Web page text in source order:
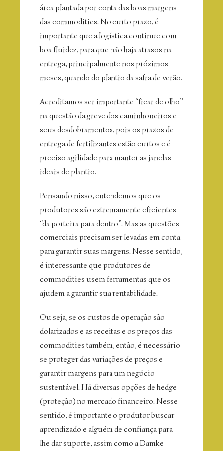
área plantada por conta das boas margens
das commodities. No curto prazo, é
importante que a logística continue com
boa fluidez, para que não haja atrasos na
entrega, principalmente nos próximos
meses, quando do plantio da safra de verão.
Acreditamos ser importante “ficar de olho”
na questão da greve dos caminhoneiros e
seus desdobramentos, pois os prazos de
entrega de fertilizantes estão curtos e é
preciso agilidade para manter as janelas
ideais de plantio.
Pensando nisso, entendemos que os
produtores são extremamente eficientes
“da porteira para dentro”. Mas as questões
comerciais precisam ser levadas em conta
para garantir suas margens. Nesse sentido,
é interessante que produtores de
commodities usem ferramentas que os
ajudem a garantir sua rentabilidade.
Ou seja, se os custos de operação são
dolarizados e as receitas e os preços das
commodities também, então, é necessário
se proteger das variações de preços e
garantir margens para um negócio
sustentável. Há diversas opções de hedge
(proteção) no mercado financeiro. Nesse
sentido, é importante o produtor buscar
aprendizado e alguém de confiança para
lhe dar suporte, assim como a Damke